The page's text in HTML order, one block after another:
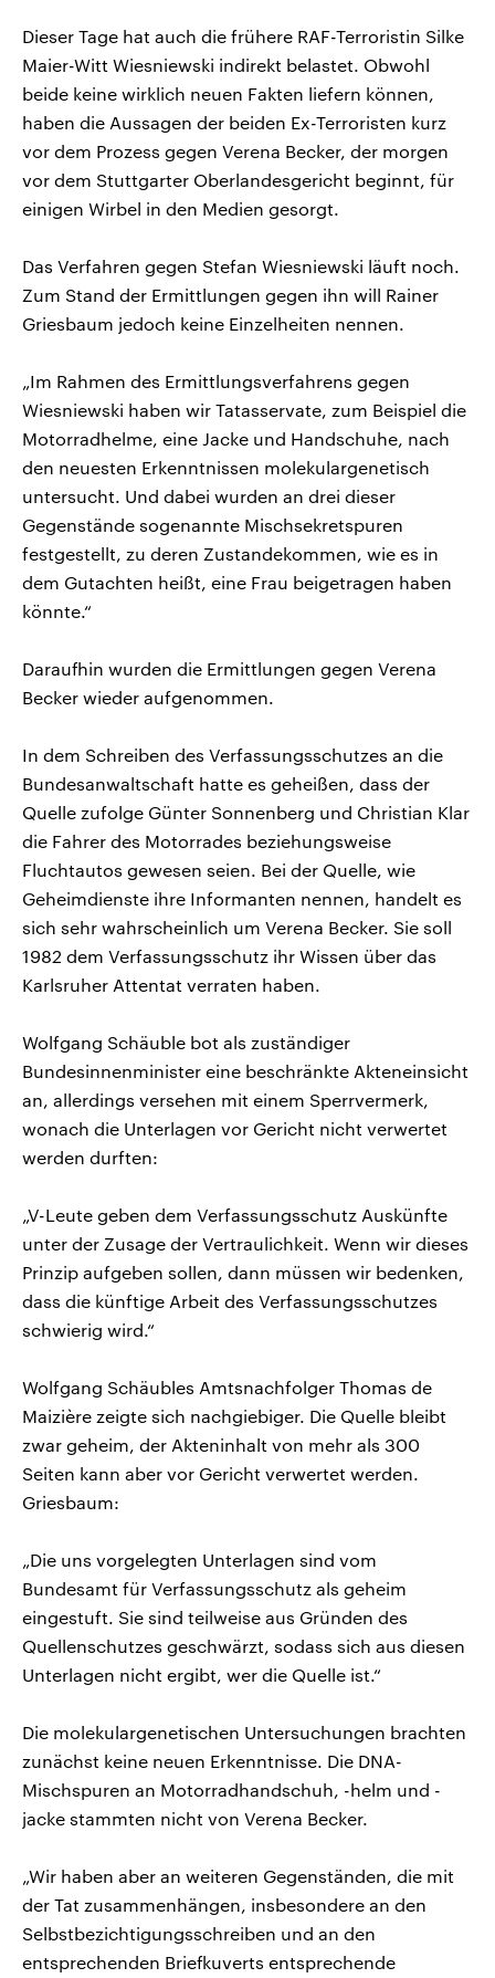
Dieser Tage hat auch die frühere RAF-Terroristin Silke
Maier-Witt Wiesniewski indirekt belastet. Obwohl
beide keine wirklich neuen Fakten liefern können,
haben die Aussagen der beiden Ex-Terroristen kurz
vor dem Prozess gegen Verena Becker, der morgen
vor dem Stuttgarter Oberlandesgericht beginnt, für
einigen Wirbel in den Medien gesorgt.
Das Verfahren gegen Stefan Wiesniewski läuft noch.
Zum Stand der Ermittlungen gegen ihn will Rainer
Griesbaum jedoch keine Einzelheiten nennen.
„Im Rahmen des Ermittlungsverfahrens gegen
Wiesniewski haben wir Tatasservate, zum Beispiel die
Motorradhelme, eine Jacke und Handschuhe, nach
den neuesten Erkenntnissen molekulargenetisch
untersucht. Und dabei wurden an drei dieser
Gegenstände sogenannte Mischsekretspuren
festgestellt, zu deren Zustandekommen, wie es in
dem Gutachten heißt, eine Frau beigetragen haben
könnte.“
Daraufhin wurden die Ermittlungen gegen Verena
Becker wieder aufgenommen.
In dem Schreiben des Verfassungsschutzes an die
Bundesanwaltschaft hatte es geheißen, dass der
Quelle zufolge Günter Sonnenberg und Christian Klar
die Fahrer des Motorrades beziehungsweise
Fluchtautos gewesen seien. Bei der Quelle, wie
Geheimdienste ihre Informanten nennen, handelt es
sich sehr wahrscheinlich um Verena Becker. Sie soll
1982 dem Verfassungsschutz ihr Wissen über das
Karlsruher Attentat verraten haben.
Wolfgang Schäuble bot als zuständiger
Bundesinnenminister eine beschränkte Akteneinsicht
an, allerdings versehen mit einem Sperrvermerk,
wonach die Unterlagen vor Gericht nicht verwertet
werden durften:
„V-Leute geben dem Verfassungsschutz Auskünfte
unter der Zusage der Vertraulichkeit. Wenn wir dieses
Prinzip aufgeben sollen, dann müssen wir bedenken,
dass die künftige Arbeit des Verfassungsschutzes
schwierig wird.“
Wolfgang Schäubles Amtsnachfolger Thomas de
Maizière zeigte sich nachgiebiger. Die Quelle bleibt
zwar geheim, der Akteninhalt von mehr als 300
Seiten kann aber vor Gericht verwertet werden.
Griesbaum:
„Die uns vorgelegten Unterlagen sind vom
Bundesamt für Verfassungsschutz als geheim
eingestuft. Sie sind teilweise aus Gründen des
Quellenschutzes geschwärzt, sodass sich aus diesen
Unterlagen nicht ergibt, wer die Quelle ist.“
Die molekulargenetischen Untersuchungen brachten
zunächst keine neuen Erkenntnisse. Die DNA-
Mischspuren an Motorradhandschuh, -helm und -
jacke stammten nicht von Verena Becker.
„Wir haben aber an weiteren Gegenständen, die mit
der Tat zusammenhängen, insbesondere an den
Selbstbezichtigungsschreiben und an den
entsprechenden Briefkuverts entsprechende